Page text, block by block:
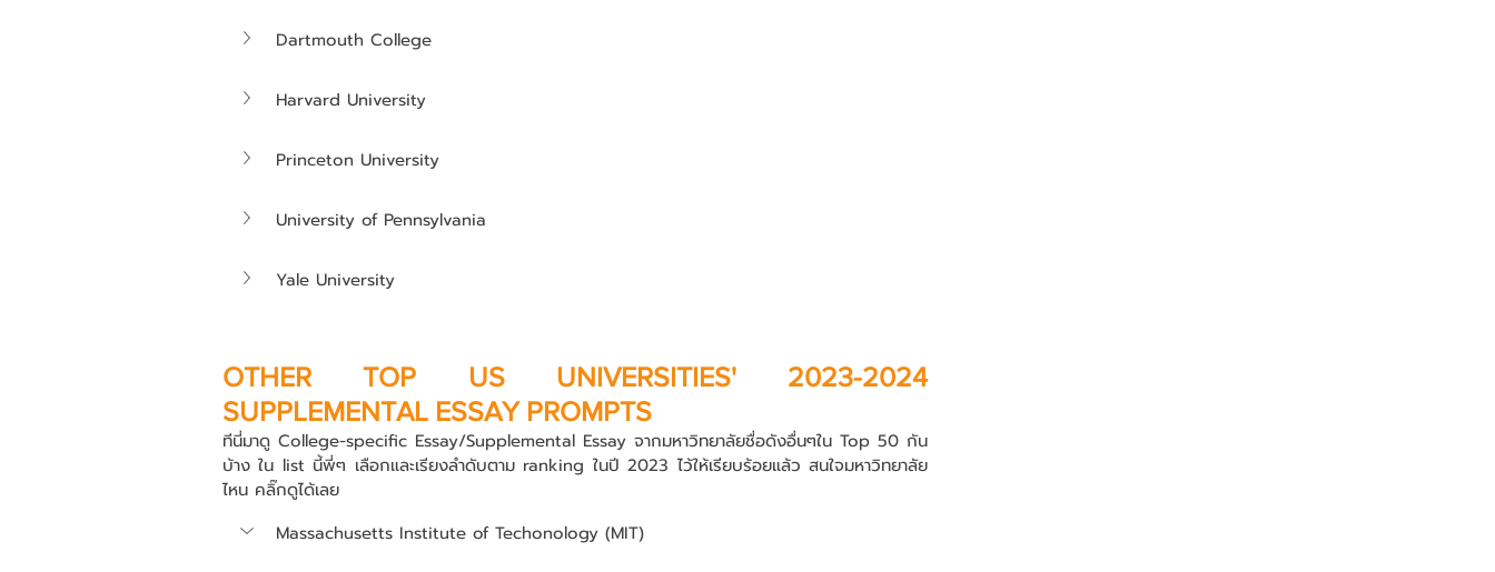
Dartmouth College
Harvard University
Princeton University
University of Pennsylvania
Yale University
OTHER TOP US UNIVERSITIES' 2023-2024
SUPPLEMENTAL ESSAY PROMPTS
ทีนี่มาดู College-specific Essay/Supplemental Essay จากมหาวิทยาลัยชื่อดังอื่นๆใน Top 50 กัน
บ้าง ใน list นี้พี่ๆ เลือกและเรียงลำดับตาม ranking ในปี 2023 ไว้ให้เรียบร้อยแล้ว สนใจมหาวิทยาลัย
ไหน คลิ๊กดูได้เลย
Massachusetts Institute of Techonology (MIT)